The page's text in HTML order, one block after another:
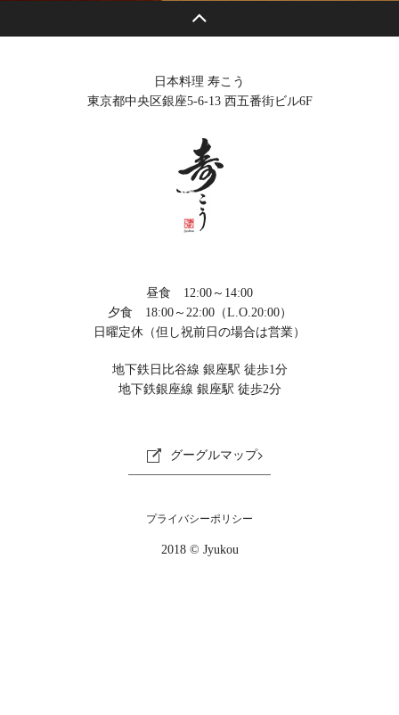
日本料理 寿こう
東京都中央区銀座5-6-13 西五番街ビル6F
昼食 12:00～14:00
夕食 18:00～22:00（L.O.20:00）
日曜定休（但し祝前日の場合は営業）
地下鉄日比谷線 銀座駅 徒歩1分
地下鉄銀座線 銀座駅 徒歩2分
グーグルマップ
プライバシーポリシー
2018 © Jyukou